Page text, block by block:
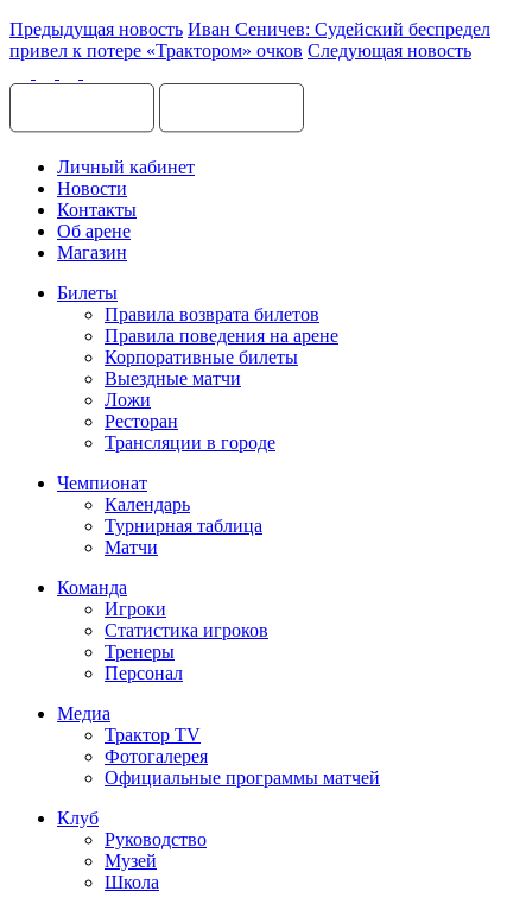
Предыдущая новость Иван Сеничев: Судейский беспредел
привел к потере «Трактором» очков Следующая новость
Личный кабинет
Новости
Контакты
Об арене
Магазин
Билеты
Правила возврата билетов
Правила поведения на арене
Корпоративные билеты
Выездные матчи
Ложи
Ресторан
Трансляции в городе
Чемпионат
Календарь
Турнирная таблица
Матчи
Команда
Игроки
Статистика игроков
Тренеры
Персонал
Медиа
Трактор TV
Фотогалерея
Официальные программы матчей
Клуб
Руководство
Музей
Школа